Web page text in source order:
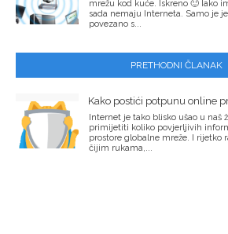
mrežu kod kuće. Iskreno 🙂 Iako
sada nemaju Interneta. Samo je
povezano s...
PRETHODNI ČLANAK
Kako postići potpunu online
Internet je tako blisko ušao u naš
primijetiti koliko povjerljivih
prostore globalne mreže. I rijetko
čijim rukama,...